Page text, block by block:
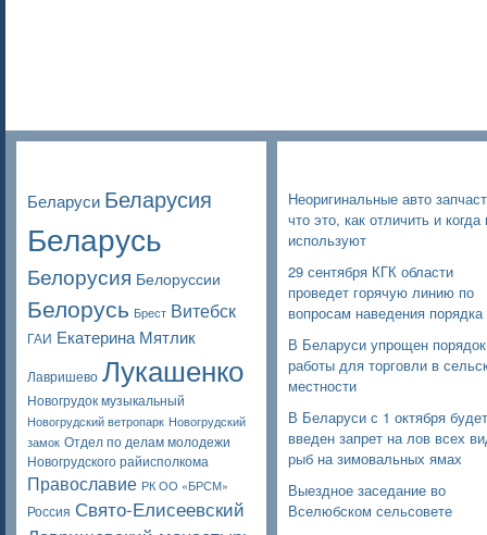
Беларуси Беларусия
Беларусь
Белорусия Белоруссии
Белорусь Брест Витебск
ГАИ Екатерина Мятлик
Лавришево Лукашенко
Новогрудок музыкальный
Новогрудский ветропарк Новогрудский
замок Отдел по делам молодежи
Новогрудского райисполкома
Православие РК ОО «БРСМ»
Россия Свято-Елисеевский
Неоригинальные авто
что это, как отличить и когда
используют
29 сентября КГК области
проведет горячую линию по
вопросам наведения порядка
В Беларуси упрощен порядок
работы для торговли в
местности
В Беларуси с 1 октября будет
введен запрет на лов всех
рыб на зимовальных ямах
Выездное заседание во
Вселюбском сельсовете